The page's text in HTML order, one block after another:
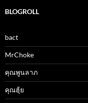
BLOGROLL
bact
MrChoke
คุณพูนลาภ
คุณฮุ้ย